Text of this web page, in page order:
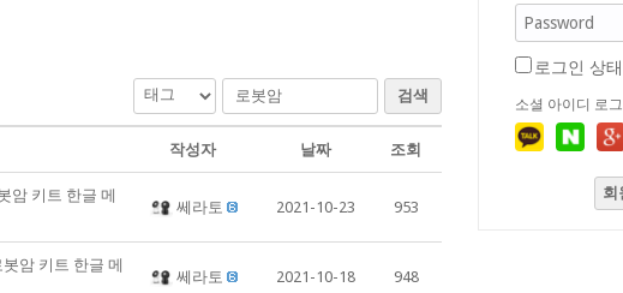
검색
작성자 날짜 조회
암 키트 한글 메
쎄라토 2021-10-23 953
암 키트 한글 메
쎄라토 2021-10-18 948
로그인 상
소셜 아이디 로
회